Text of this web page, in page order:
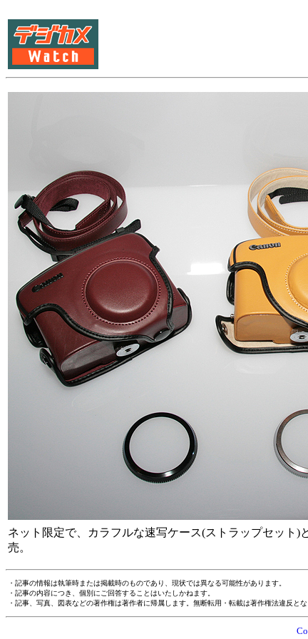
ネット限定で、カラフルな速写ケース(ストラップセット)
売。
・記事の情報は執筆時または掲載時のものであり、現状では異なる可能性があります。
・記事の内容につき、個別にご回答することはいたしかねます。
・記事、写真、図表などの著作権は著作者に帰属します。無断転用・転載は著作権法違反